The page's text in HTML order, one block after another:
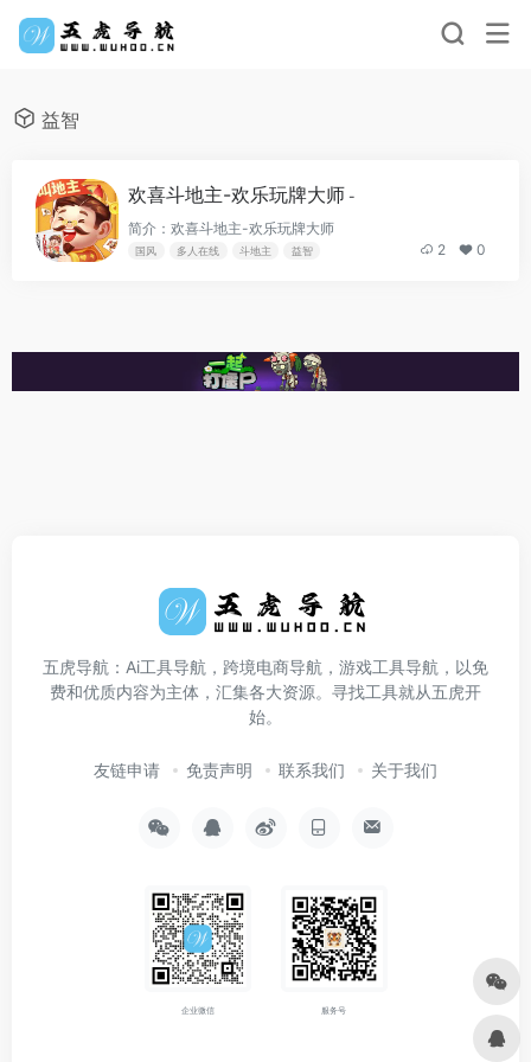
益智
欢喜斗地主-欢乐玩牌大师 -
简介：欢喜斗地主-欢乐玩牌大师
国风 多人在线 斗地主 益智 2 0
五虎导航：Ai工具导航，跨境电商导航，游戏工具导航，以免
费和优质内容为主体，汇集各大资源。寻找工具就从五虎开
始。
友链申请 免责声明 联系我们 关于我们
企业微信 服务号